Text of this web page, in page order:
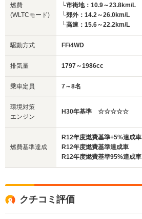
燃費
(WLTCモード)
└市街地：10.9～23.8km/L
└郊外：14.2～26.0km/L
└高速：15.6～22.2km/L
駆動方式 FF/4WD
排気量 1797～1986cc
乗車定員 7～8名
環境対策
エンジン
H30年基準 ☆☆☆☆☆
燃費基準達成
R12年度燃費基準+5%達成車
R12年度燃費基準達成車
R12年度燃費基準95%達成車
クチコミ評価